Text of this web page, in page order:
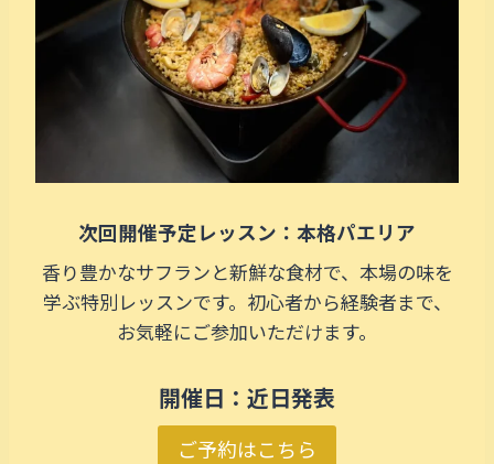
次回開催予定レッスン：本格パエリア
香り豊かなサフランと新鮮な食材で、本場の味を
学ぶ特別レッスンです。初心者から経験者まで、
お気軽にご参加いただけます。
開催日：近日発表
ご予約はこちら